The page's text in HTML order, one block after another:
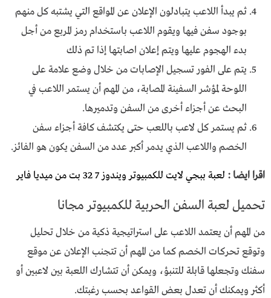
ثم يبدأ اللاعب يتبادلون الإعلان عن المواقع التي يشتبه كل منهم
بوجود سفن فيها ويقوم اللاعب باستخدام رمز المربع من أجل
بدء الهجوم عليها ويتم إعلان اصابتها إذا تم ذلك
يتم على الفور تسجيل الإصابات من خلال وضع علامة على
اللوحة لمؤشر السفينة المصابة، من المهم أن يستمر اللاعب في
البحث عن أجزاء أخرى من السفن وتدميرها.
ثم يستمر كل لاعب باللعب حتى يكتشف كافة أجزاء سفن
الخصم واللاعب الذي يدمر أكبر عدد من السفن يكون هو الفائز.
اقرا ايضا : لعبة ببجي لايت للكمبيوتر ويندوز 7 32 بت من ميديا فاير
تحميل لعبة السفن الحربية للكمبيوتر مجانا
من المهم أن يعتمد اللاعب على استراتيجية ذكية من خلال تحليل
وتوقع تحركات الخصم كما من المهم أن تتجنب الإعلان عن موقع
سفنك وتجعلها قابلة للتنبؤ، ويمكن أن تتشارك اللعبة بين لاعبين أو
أكثر ويمكنك أن تعدل بعض القواعد بحسب رغبتك.